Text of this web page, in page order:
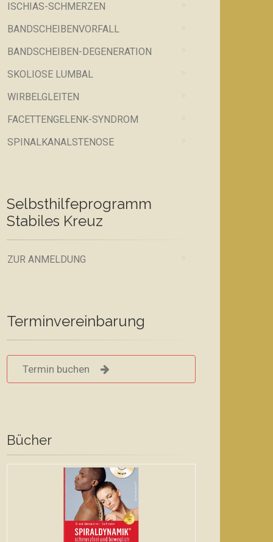
ISCHIAS-SCHMERZEN
BANDSCHEIBENVORFALL
BANDSCHEIBEN-DEGENERATION
SKOLIOSE LUMBAL
WIRBELGLEITEN
FACETTENGELENK-SYNDROM
SPINALKANALSTENOSE
Selbsthilfeprogramm
Stabiles Kreuz
ZUR ANMELDUNG
Terminvereinbarung
Termin buchen
Bücher